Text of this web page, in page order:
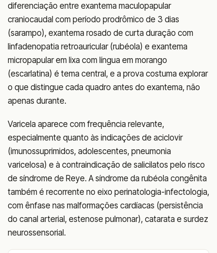
diferenciação entre exantema maculopapular
craniocaudal com período prodrômico de 3 dias
(sarampo), exantema rosado de curta duração com
linfadenopatia retroauricular (rubéola) e exantema
micropapular em lixa com língua em morango
(escarlatina) é tema central, e a prova costuma explorar
o que distingue cada quadro antes do exantema, não
apenas durante.
Varicela aparece com frequência relevante,
especialmente quanto às indicações de aciclovir
(imunossuprimidos, adolescentes, pneumonia
varicelosa) e à contraindicação de salicilatos pelo risco
de síndrome de Reye. A síndrome da rubéola congênita
também é recorrente no eixo perinatologia-infectologia,
com ênfase nas malformações cardíacas (persistência
do canal arterial, estenose pulmonar), catarata e surdez
neurossensorial.